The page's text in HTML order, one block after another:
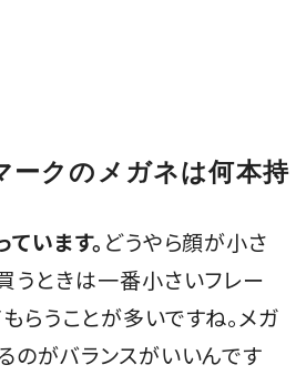
ークのメガネは何本持
います。 どうやら顔が小さ
うときは一番小さいフレー
らうことが多いですね。メガ
のがバランスがいいんです